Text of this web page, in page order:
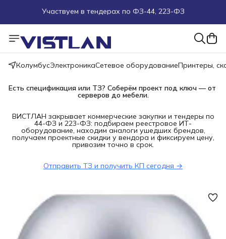
Поможем подобрать оборудование под ТЗ
Пуско-наладочные работы
Пришлите запрос на e-mail или в чат
Более 100 000 позиций в наличии и под заказ
КолумбусЭлектроникаСетевое оборудованиеПринтеры,
Есть спецификация или ТЗ? Соберём проект под ключ — от
серверов до мебели.
ВИСТЛАН закрывает коммерческие закупки и тендеры по
44-ФЗ и 223-ФЗ: подбираем реестровое ИТ-
оборудование, находим аналоги ушедших брендов,
получаем проектные скидки у вендора и фиксируем цену,
привозим точно в срок.
Отправить ТЗ и получить КП сегодня →